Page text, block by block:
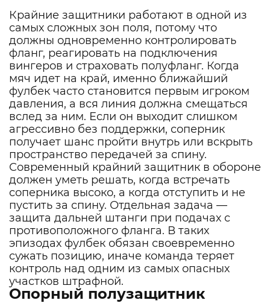
Крайние защитники работают в одной из
самых сложных зон поля, потому что
должны одновременно контролировать
фланг, реагировать на подключения
вингеров и страховать полуфланг. Когда
мяч идет на край, именно ближайший
фулбек часто становится первым игроком
давления, а вся линия должна смещаться
вслед за ним. Если он выходит слишком
агрессивно без поддержки, соперник
получает шанс пройти внутрь или вскрыть
пространство передачей за спину.
Современный крайний защитник в обороне
должен уметь решать, когда встречать
соперника высоко, а когда отступить и не
пустить за спину. Отдельная задача —
защита дальней штанги при подачах с
противоположного фланга. В таких
эпизодах фулбек обязан своевременно
сужать позицию, иначе команда теряет
контроль над одним из самых опасных
участков штрафной.
Опорный полузащитник